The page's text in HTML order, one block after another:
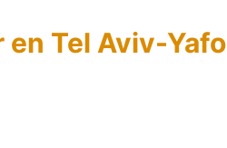
en Tel Aviv-Yafo